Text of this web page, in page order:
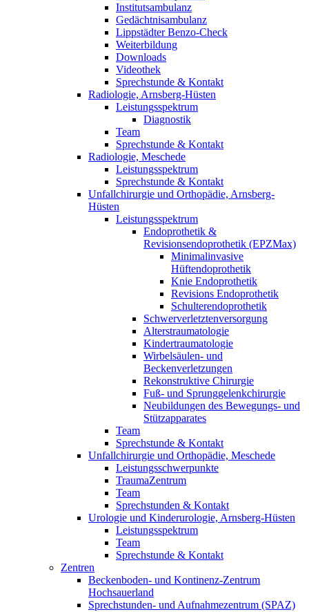
Institutsambulanz
Gedächtnisambulanz
Lippstädter Benzo-Check
Weiterbildung
Downloads
Videothek
Sprechstunde & Kontakt
Radiologie, Arnsberg-Hüsten
Leistungsspektrum
Diagnostik
Team
Sprechstunde & Kontakt
Radiologie, Meschede
Leistungsspektrum
Sprechstunde & Kontakt
Unfallchirurgie und Orthopädie, Arnsberg-
Hüsten
Leistungsspektrum
Endoprothetik &
Revisionsendoprothetik (EPZMax)
Minimalinvasive
Hüftendoprothetik
Knie Endoprothetik
Revisions Endoprothetik
Schulterendoprothetik
Schwerverletztenversorgung
Alterstraumatologie
Kindertraumatologie
Wirbelsäulen- und
Beckenverletzungen
Rekonstruktive Chirurgie
Fuß- und Sprunggelenkchirurgie
Neubildungen des Bewegungs- und
Stützapparates
Team
Sprechstunde & Kontakt
Unfallchirurgie und Orthopädie, Meschede
Leistungsschwerpunkte
TraumaZentrum
Team
Sprechstunden & Kontakt
Urologie und Kinderurologie, Arnsberg-Hüsten
Leistungsspektrum
Team
Sprechstunde & Kontakt
Zentren
Beckenboden- und Kontinenz-Zentrum
Hochsauerland
Sprechstunden- und Aufnahmezentrum (SPAZ)